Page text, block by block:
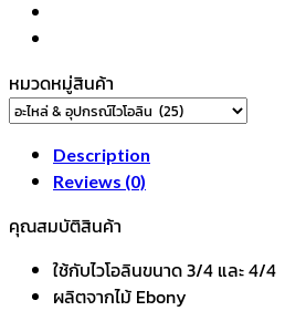
(4ชิ้น/
ชุด)
quantity
หมวดหมู่สินค้า
Description
Reviews (0)
คุณสมบัติสินค้า
ใช้กับไวโอลินขนาด 3/4 และ 4/4
ผลิตจากไม้ Ebony